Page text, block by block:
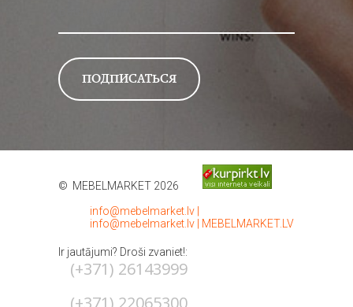
© MEBELMARKET 2026
info@mebelmarket.lv
info@mebelmarket.lv
MEBELMARKET.LV
Ir jautājumi? Droši zvaniet!:
(+371) 26143999
(+371) 22065300